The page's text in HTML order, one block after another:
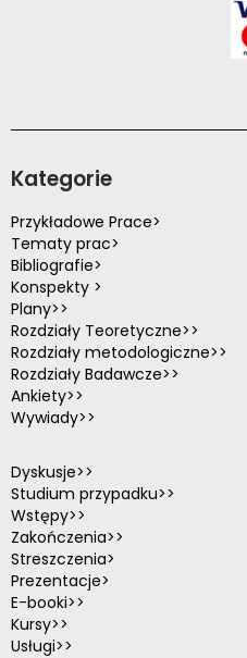
Kategorie
Przykładowe Prace>
Tematy prac>
Bibliografie>
Konspekty >
Plany>>
Rozdziały Teoretyczne>>
Rozdziały metodologiczne>>
Rozdziały Badawcze>>
Ankiety>>
Wywiady>>
Dyskusje>>
Studium przypadku>>
Wstępy>>
Zakończenia>>
Streszczenia>
Prezentacje>
E-booki>>
Kursy>>
Usługi>>